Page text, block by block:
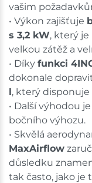
vašim
• Výkon zajišťuje
s 3,2 kW, který
velkou zátěž a
• Díky funkci
dokonale
l, který
• Další výhodou
bočního výhozu.
• Skvělá
MaxAirflow
důsledku
tak často, jako je